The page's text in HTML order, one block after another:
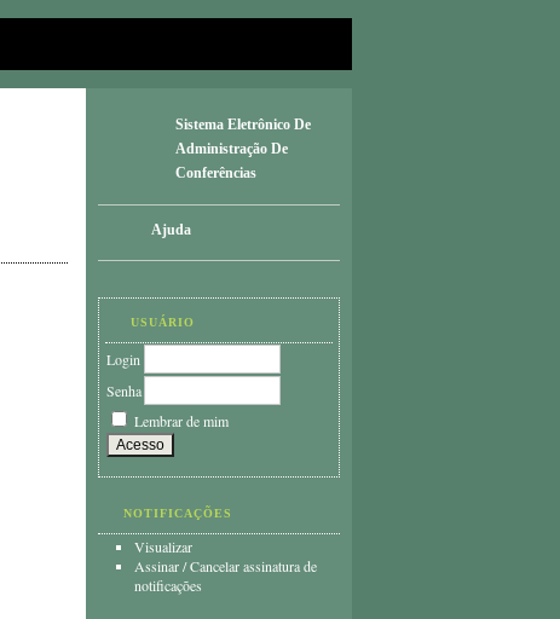
Sistema Eletrônico De
Administração De
Conferências
Ajuda
USUÁRIO
Login
Senha
Lembrar de mim
NOTIFICAÇÕES
Visualizar
Assinar/Cancelar assinatura de
notificações